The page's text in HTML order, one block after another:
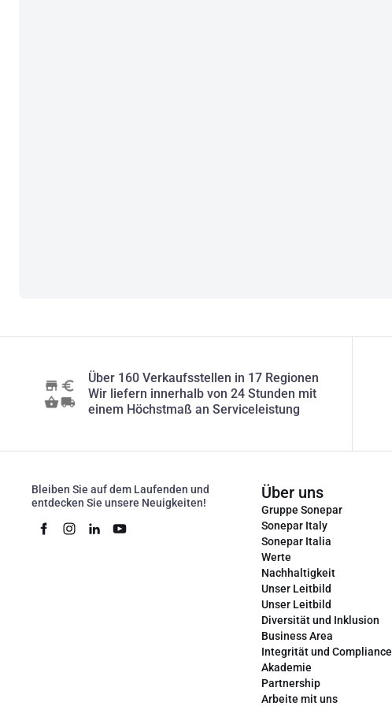
Über 160 Verkaufsstellen in 17 Regionen
Wir liefern innerhalb von 24 Stunden mit
einem Höchstmaß an Serviceleistung
Bleiben Sie auf dem Laufenden und
entdecken Sie unsere Neuigkeiten!
Über uns
Gruppe Sonepar
Sonepar Italy
Sonepar Italia
Werte
Nachhaltigkeit
Unser Leitbild
Unser Leitbild
Diversität und Inklusion
Business Area
Integrität und Compliance
Akademie
Partnership
Arbeite mit uns